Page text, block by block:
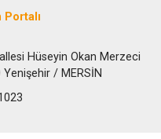
Portalı
Hüseyin Okan Merzeci
Yenişehir / MERSİN